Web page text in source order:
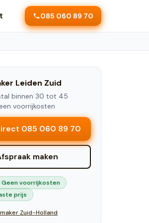
085 060 89 70
Leiden Zuid
binnen 30 tot 45
voorrijkosten
085 060 89 70
maken
Geen voorrijkosten
prijs
Zuid-Holland